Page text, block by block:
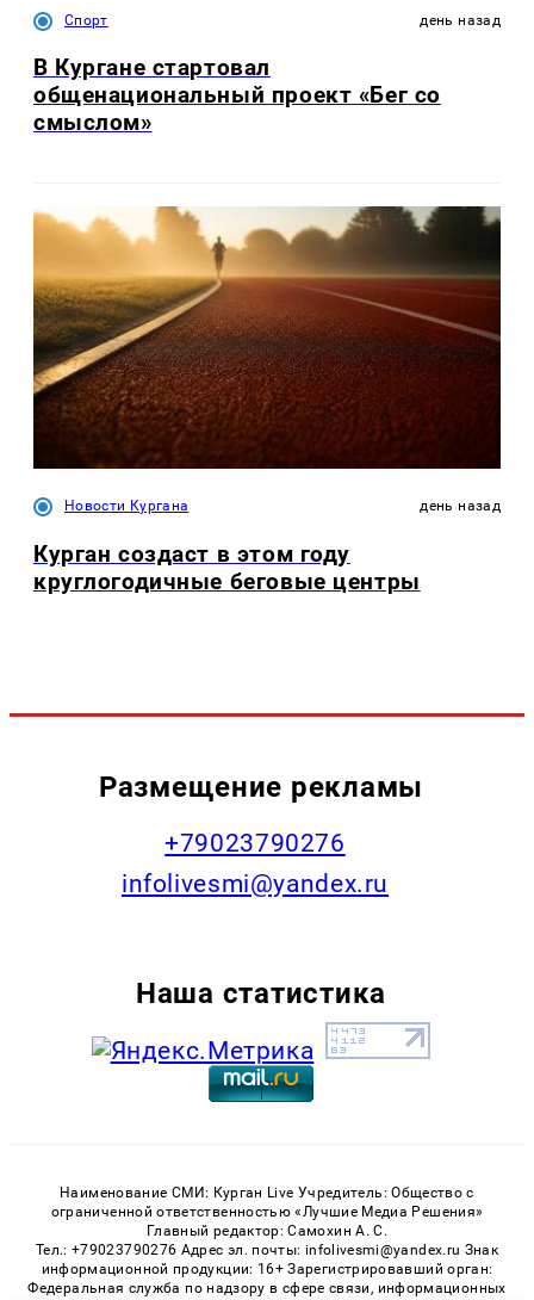
Спорт день назад
В Кургане стартовал
общенациональный проект «Бег со
смыслом»
Новости Кургана день назад
Курган создаст в этом году
круглогодичные беговые центры
Размещение рекламы
+79023790276
infolivesmi@yandex.ru
Наша статистика
Наименование СМИ: Курган Live Учредитель: Общество с
ограниченной ответственностью «Лучшие Медиа Решения»
Главный редактор: Самохин А. С.
Тел.: +79023790276 Адрес эл. почты: infolivesmi@yandex.ru Знак
информационной продукции: 16+ Зарегистрировавший орган:
Федеральная служба по надзору в сфере связи, информационных